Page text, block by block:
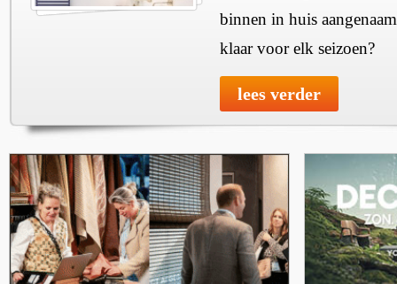
binnen in huis
klaar voor elk seizoen?
lees verder